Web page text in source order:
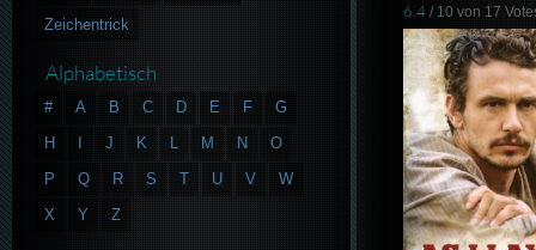
6.4 / 10 von 17
Zeichentrick
Alphabetisch
# A B C D E F
G
H
J K L M N
O
P
Q R S T U V
W
X
Y Z